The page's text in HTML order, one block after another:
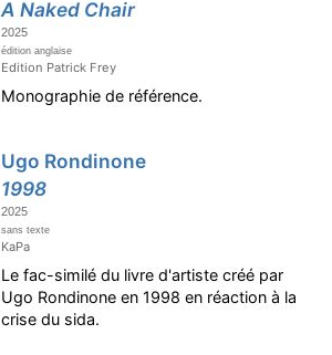
A Naked Chair
2025
édition anglaise
Edition Patrick Frey
Monographie de référence.
Ugo Rondinone
1998
2025
sans texte
KaPa
Le fac-similé du livre d'artiste créé par
Ugo Rondinone en 1998 en réaction à la
crise du sida.